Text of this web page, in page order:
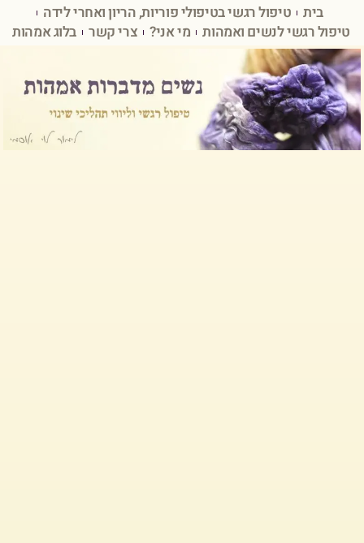
בית
טיפול רגשי בטיפולי פוריות, הריון ואחרי לידה
טיפול רגשי לנשים ואמהות
מי אני? צרי קשר בלוג אמהות